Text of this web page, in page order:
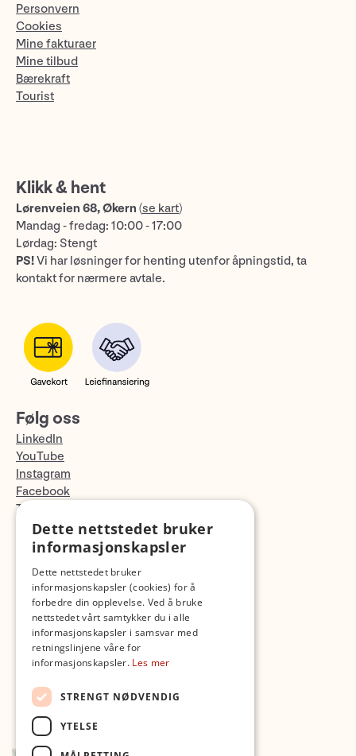
Personvern
Cookies
Mine fakturaer
Mine tilbud
Bærekraft
Tourist
Klikk & hent
Lørenveien 68, Økern (se kart)
Mandag - fredag: 10:00 - 17:00
Lørdag: Stengt
PS!Vi har løsninger for henting utenfor åpningstid, ta
kontakt for nærmere avtale.
Følg oss
LinkedIn
YouTube
Instagram
Facebook
TikTok
Fotopodden
Dette nettstedet bruker
informasjonskapsler
Dette nettstedet bruker
informasjonskapsler (cookies) for å
forbedre din opplevelse. Ved å bruke
nettstedet vårt samtykker du i alle
informasjonskapsler i samsvar med
retningslinjene våre for
informasjonskapsler. Les mer
STRENGT NØDVENDIG
YTELSE